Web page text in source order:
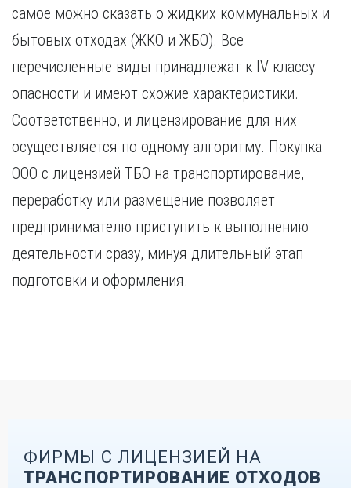
Курск
Л
Липецк
М
Магнитогорск
Мурманск
Набережные Челны
Нижний Новгород
Новокузнецк
Новосибирск
Х
Хабаровск
Ч
Челябинск
Череповец
Чита
Я
самое можно сказать о жидких коммунальных и
бытовых отходах (ЖКО и ЖБО). Все
перечисленные виды принадлежат к IV классу
опасности и имеют схожие характеристики.
Соответственно, и лицензирование для них
осуществляется по одному алгоритму. Покупка
ООО с лицензией ТБО на транспортирование,
переработку или размещение позволяет
предпринимателю приступить к выполнению
деятельности сразу, минуя длительный этап
подготовки и оформления.
ФИРМЫ С ЛИЦЕНЗИЕЙ НА
ТРАНСПОРТИРОВАНИЕ ОТХОДОВ